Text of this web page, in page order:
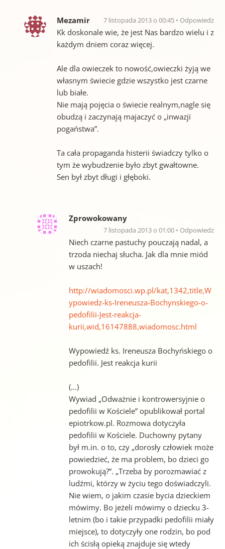
Mezamir 7 listopada 2013 o 00:45 Odpowiedz
Kk doskonale wie, że jest Nas bardzo wielu i z
każdym dniem coraz więcej.
Ale dla owieczek to nowość,owieczki żyją we
własnym świecie gdzie wszystko jest czarne
lub białe.
Nie mają pojęcia o świecie realnym,nagle się
obudzą i zaczynają majaczyć o „inwazji
pogaństwa”.
Ta cała propaganda histerii świadczy tylko o
tym że wybudzenie było zbyt gwałtowne.
Sen był zbyt długi i głęboki.
Zprowokowany
7 listopada 2013 o 01:00 Odpowiedz
Niech czarne pastuchy pouczają nadal, a
trzoda niechaj słucha. Jak dla mnie miód
w uszach!
http://wiadomosci.wp.pl/kat,1342,title,W
ypowiedz-ks-Ireneusza-Bochynskiego-o-
pedofilii-Jest-reakcja-
kurii,wid,16147888,wiadomosc.html
Wypowiedź ks. Ireneusza Bochyńskiego o
pedofilii. Jest reakcja kurii
(…)
Wywiad „Odważnie i kontrowersyjnie o
pedofilii w Kościele” opublikował portal
epiotrkow.pl. Rozmowa dotyczyła
pedofilii w Kościele. Duchowny pytany
był m.in. o to, czy „dorosły człowiek może
powiedzieć, że ma problem, bo dzieci go
prowokują?”. „Trzeba by porozmawiać z
ludźmi, którzy w życiu tego doświadczyli.
Nie wiem, o jakim czasie bycia dzieckiem
mówimy. Bo jeżeli mówimy o dziecku 3-
letnim (bo i takie przypadki pedofilii miały
miejsce), to dotyczyły one rodzin, bo pod
ich ścisłą opieką znajduje się wtedy